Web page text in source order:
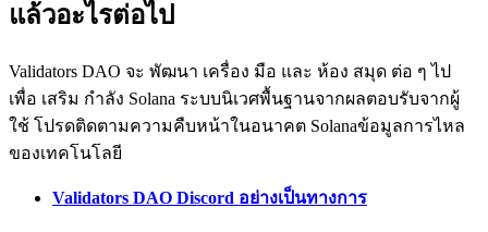
แล้วอะไรต่อไป
Validators DAO จะ พัฒนา เครื่อง มือ และ ห้อง สมุด ต่อ ๆ ไป
เพื่อ เสริม กําลัง Solana ระบบนิเวศพื้นฐานจากผลตอบรับจากผู้
ใช้ โปรดติดตามความคืบหน้าในอนาคต Solanaข้อมูลการไหล
ของเทคโนโลยี
Validators DAO Discord อย่างเป็นทางการ